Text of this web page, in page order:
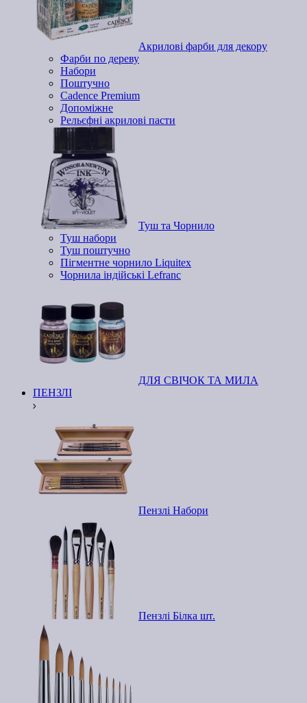
Акрилові фарби для декору
Фарби по дереву
Набори
Поштучно
Cadence Premium
Допоміжне
Рельєфні акрилові пасти
Туш та Чорнило
Туш набори
Туш поштучно
Пігментне чорнило Liquitex
Чорнила індійські Lefranc
ДЛЯ СВІЧОК ТА МИЛА
ПЕНЗЛІ
Пензлі Набори
Пензлі Білка шт.